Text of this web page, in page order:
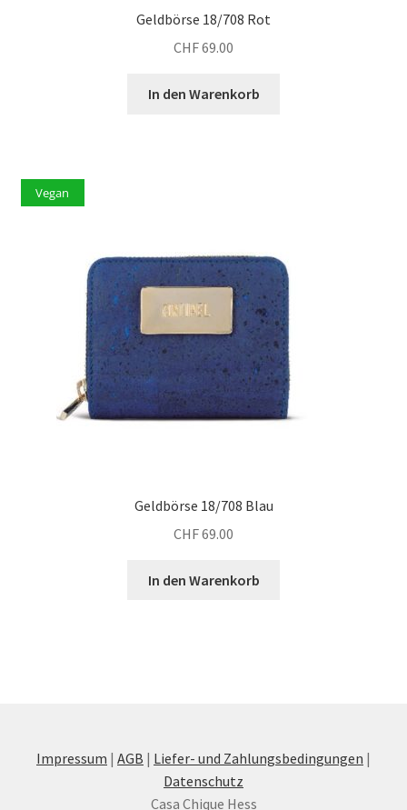
Geldbörse 18/708 Rot
CHF69.00
In den Warenkorb
Vegan
Geldbörse 18/708 Blau
CHF69.00
In den Warenkorb
Impressum | AGB | Liefer- und Zahlungsbedingungen |
Datenschutz
Casa Chique Hess